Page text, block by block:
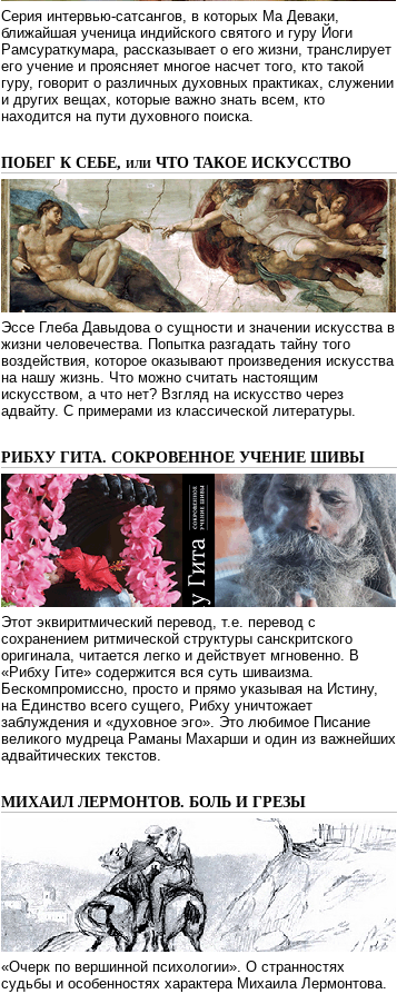
Серия интервью-сатсангов, в которых Ма Деваки,
ближайшая ученица индийского святого и гуру Йоги
Рамсураткумара, рассказывает о его жизни, транслирует
его учение и проясняет многое насчет того, кто такой
гуру, говорит о различных духовных практиках, служении
и других вещах, которые важно знать всем, кто
находится на пути духовного поиска.
ПОБЕГ К СЕБЕ, или ЧТО ТАКОЕ ИСКУССТВО
Эссе Глеба Давыдова о сущности и значении искусства в
жизни человечества. Попытка разгадать тайну того
воздействия, которое оказывают произведения искусства
на нашу жизнь. Что можно считать настоящим
искусством, а что нет? Взгляд на искусство через
адвайту. С примерами из классической литературы.
РИБХУ ГИТА. СОКРОВЕННОЕ УЧЕНИЕ ШИВЫ
Этот эквиритмический перевод, т.е. перевод с
сохранением ритмической структуры санскритского
оригинала, читается легко и действует мгновенно. В
«Рибху Гите» содержится вся суть шиваизма.
Бескомпромиссно, просто и прямо указывая на Истину,
на Единство всего сущего, Рибху уничтожает
заблуждения и «духовное эго». Это любимое Писание
великого мудреца Раманы Махарши и один из важнейших
адвайтических текстов.
МИХАИЛ ЛЕРМОНТОВ. БОЛЬ И ГРЕЗЫ
«Очерк по вершинной психологии». О странностях
судьбы и особенностях характера Михаила Лермонтова.